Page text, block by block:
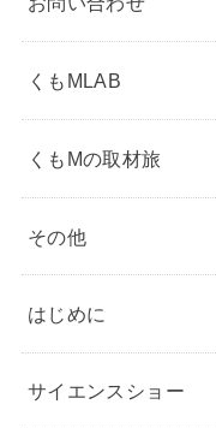
くもMLAB
くもMの取材旅
その他
はじめに
サイエンスショー